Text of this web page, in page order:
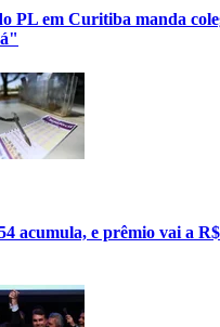
PL em Curitiba manda
acumula, e prêmio vai a